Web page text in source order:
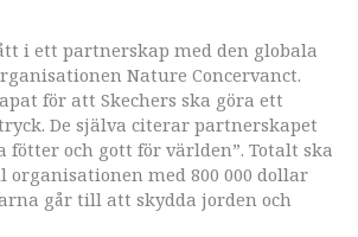
i ett partnerskap med den globala
Nature Concervanct.
för att Skechers ska göra ett
De själva citerar partnerskapet
fötter och gott för världen”. Totalt ska
organisationen med 800 000 dollar
går till att skydda jorden och